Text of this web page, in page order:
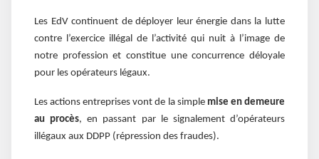
Les EdV continuent de déployer leur énergie dans la lutte
contre l’exercice illégal de l’activité qui nuit à l’image de
notre profession et constitue une concurrence déloyale
pour les opérateurs légaux.
Les actions entreprises vont de la simple mise en demeure
au procès, en passant par le signalement d’opérateurs
illégaux aux DDPP (répression des fraudes).